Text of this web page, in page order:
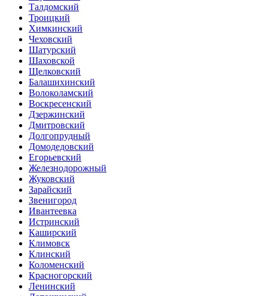
Талдомский
Троицкий
Химкинский
Чеховский
Шатурский
Шаховской
Щелковский
Балашихинский
Волоколамский
Воскресенский
Дзержинский
Дмитровский
Долгопрудный
Домодедовский
Егорьевский
Железнодорожный
Жуковский
Зарайский
Звенигород
Ивантеевка
Истринский
Каширский
Климовск
Клинский
Коломенский
Красногорский
Ленинский